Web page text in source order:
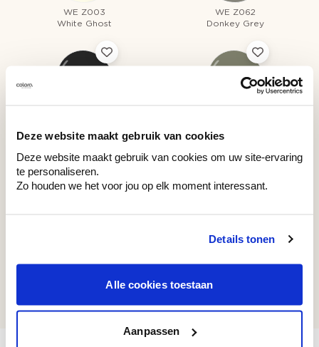
Deze website maakt gebruik van cookies
Deze website maakt gebruik van cookies om uw site-ervaring
te personaliseren.
Zo houden we het voor jou op elk moment interessant.
Details tonen
Alle cookies toestaan
Aanpassen
WE Z003
White Ghost
WE Z062
Donkey Grey
Mushroom